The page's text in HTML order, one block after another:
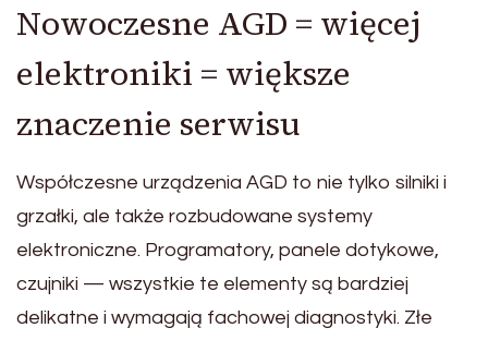
Nowoczesne AGD = więcej
elektroniki = większe
znaczenie serwisu
Współczesne urządzenia AGD to nie tylko silniki i
grzałki, ale także rozbudowane systemy
elektroniczne. Programatory, panele dotykowe,
czujniki — wszystkie te elementy są bardziej
delikatne i wymagają fachowej diagnostyki. Złe